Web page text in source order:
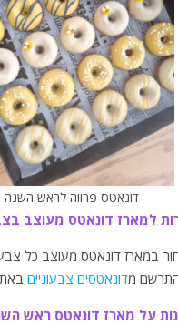
דונאטס פרווה לראש השנה
למארז דונאטס מעוצב
במארז דונאטס מעוצב כל
מדונאטסים צבעוניים
על מארז דונאטס ראש